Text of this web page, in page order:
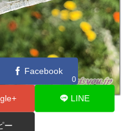
Facebook
0
LINE
ー